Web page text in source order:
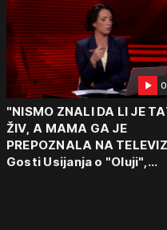
"NISMO ZNALI DA LI JE
ŽIV, A MAMA GA JE
PREPOZNALA NA
Gosti Usijanja o "Oluji",